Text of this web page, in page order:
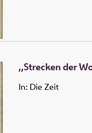
,,Strecken der
In: Die Zeit